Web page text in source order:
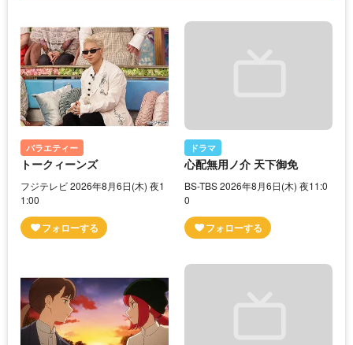
バラエティー
トークィーンズ
フジテレビ 2026年8月6日(木) 夜1
1:00
ドラマ
心配無用ノ介 天下御免
BS-TBS 2026年8月6日(木) 夜11:0
0